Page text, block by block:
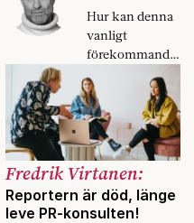
Hur kan denna
vanligt
förekommande
min radar sedan
1995, då jag för
första gången
arbetade som
läkare inom
psykiatrin?
Fredrik Virtanen:
Reportern är död, länge
leve PR-konsulten!